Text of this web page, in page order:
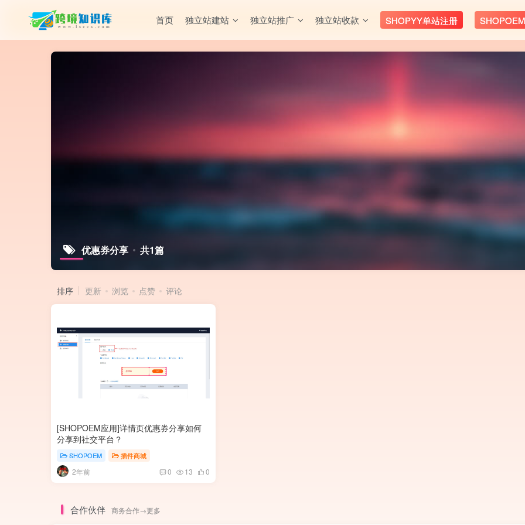
首页 独立站建站 独立站推广 独立站收款 SHOPYY单站注册
优惠券分享 共1篇
排序 更新 浏览 点赞 评论
[SHOPOEM应用]详情页优惠券分享如何
分享到社交平台？
SHOPOEM 插件商城
2年前 0 13 0
合作伙伴 商务合作→更多